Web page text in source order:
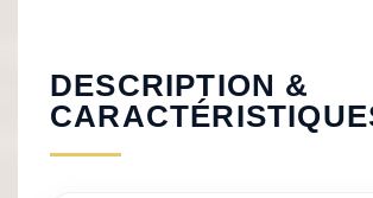
DESCRIPTION &